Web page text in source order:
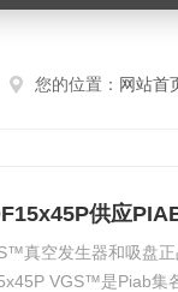
您的位置： 网站首
真空发生器和吸盘
VGS™是Piab集